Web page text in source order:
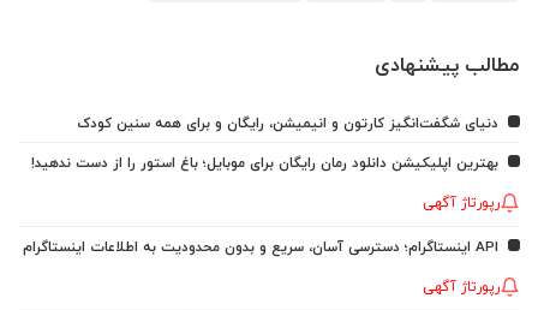
مطالب پیشنهادی
دنیای شگفت‌انگیز کارتون و انیمیشن، رایگان و برای همه سنین کودک
بهترین اپلیکیشن دانلود رمان رایگان برای موبایل؛ باغ استور را از دست ندهید!
رپورتاژ آگهی
API اینستاگرام؛ دسترسی آسان، سریع و بدون محدودیت به اطلاعات اینستاگرام
رپورتاژ آگهی